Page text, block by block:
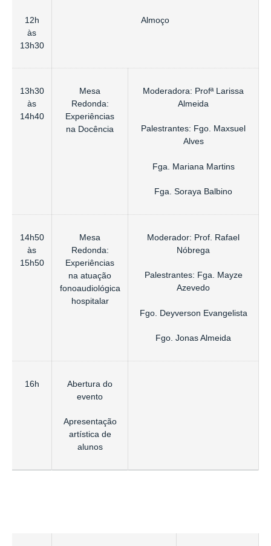
12h
às
13h30
Almoço
13h30
às
14h40
Mesa
Redonda:
Experiências
na Docência
Moderadora: Profª Larissa
Almeida
Palestrantes: Fgo. Maxsuel
Alves
Fga. Mariana Martins
Fga. Soraya Balbino
14h50
às
15h50
Mesa
Redonda:
Experiências
na atuação
fonoaudiológica
hospitalar
Moderador: Prof. Rafael
Nóbrega
Palestrantes: Fga. Mayze
Azevedo
Fgo. Deyverson Evangelista
Fgo. Jonas Almeida
16h
Abertura do
evento
Apresentação
artística de
alunos